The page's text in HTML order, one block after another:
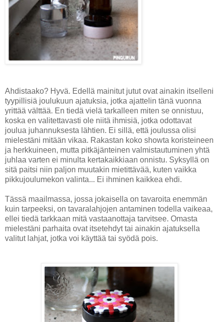
Ahdistaako? Hyvä. Edellä mainitut jutut ovat ainakin itselleni
tyypillisiä joulukuun ajatuksia, jotka ajattelin tänä vuonna
yrittää välttää. En tiedä vielä tarkalleen miten se onnistuu,
koska en valitettavasti ole niitä ihmisiä, jotka odottavat
joulua juhannuksesta lähtien. Ei sillä, että joulussa olisi
mielestäni mitään vikaa. Rakastan koko showta koristeineen
ja herkkuineen, mutta pitkäjänteinen valmistautuminen yhtä
juhlaa varten ei minulta kertakaikkiaan onnistu. Syksyllä on
sitä paitsi niin paljon muutakin mietittävää, kuten vaikka
pikkujoulumekon valinta... Ei ihminen kaikkea ehdi.
Tässä maailmassa, jossa jokaisella on tavaroita enemmän
kuin tarpeeksi, on tavaralahjojen antaminen todella vaikeaa,
ellei tiedä tarkkaan mitä vastaanottaja tarvitsee. Omasta
mielestäni parhaita ovat itsetehdyt tai ainakin ajatuksella
valitut lahjat, jotka voi käyttää tai syödä pois.